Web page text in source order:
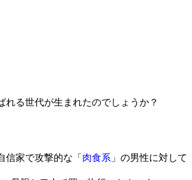
る世代が生まれたのでしょうか？
家で攻撃的な「 肉食系 」の男性に対して